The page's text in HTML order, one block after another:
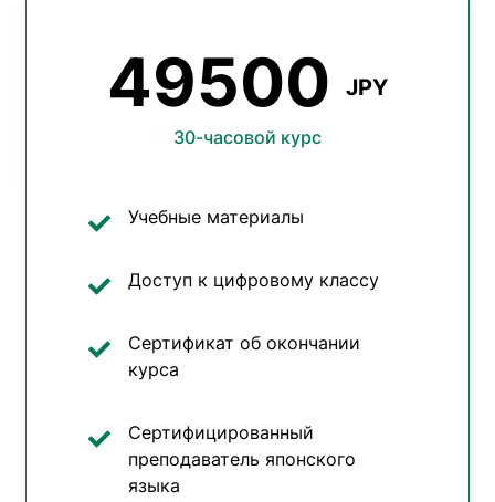
49500 JPY
30-часовой курс
Учебные материалы
Доступ к цифровому классу
Сертификат об окончании
курса
Сертифицированный
преподаватель японского
языка